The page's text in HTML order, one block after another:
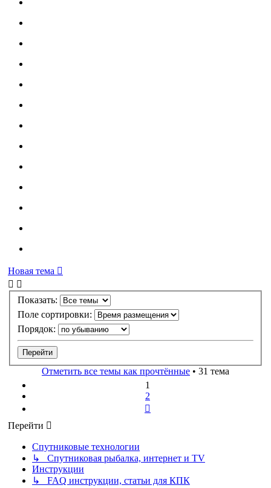
Новая тема
Показать:
Поле сортировки:
Порядок:
Отметить все темы как прочтённые • 31 тема
1
2
Перейти
Спутниковые технологии
↳ Спутниковая рыбалка, интернет и TV
Инструкции
↳ FAQ инструкции, статьи для КПК